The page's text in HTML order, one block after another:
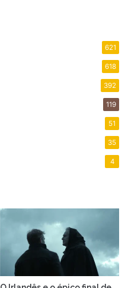
621
618
392
119
51
35
4